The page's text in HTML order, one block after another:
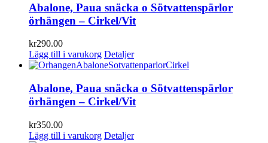
Abalone, Paua snäcka o Sötvattenspärlor
örhängen – Cirkel/Vit
kr290.00
Lägg till i varukorg Detaljer
Abalone, Paua snäcka o Sötvattenspärlor
örhängen – Cirkel/Vit
kr350.00
Lägg till i varukorg Detaljer